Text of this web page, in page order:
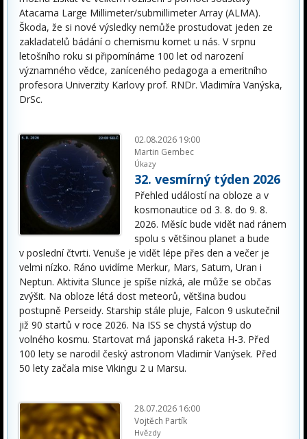
Atacama Large Millimeter/submillimeter Array (ALMA).
Škoda, že si nové výsledky nemůže prostudovat jeden ze
zakladatelů bádání o chemismu komet u nás. V srpnu
letošního roku si připomínáme 100 let od narození
významného vědce, zaníceného pedagoga a emeritního
profesora Univerzity Karlovy prof. RNDr. Vladimíra Vanýska,
DrSc.
02.08.2026 19:00
Martin Gembec
Úkazy
32. vesmírný týden 2026
Přehled událostí na obloze a v
kosmonautice od 3. 8. do 9. 8.
2026. Měsíc bude vidět nad ránem
spolu s většinou planet a bude
v poslední čtvrti. Venuše je vidět lépe přes den a večer je
velmi nízko. Ráno uvidíme Merkur, Mars, Saturn, Uran i
Neptun. Aktivita Slunce je spíše nízká, ale může se občas
zvýšit. Na obloze létá dost meteorů, většina budou
postupně Perseidy. Starship stále pluje, Falcon 9 uskutečnil
již 90 startů v roce 2026. Na ISS se chystá výstup do
volného kosmu. Startovat má japonská raketa H-3. Před
100 lety se narodil český astronom Vladimír Vanýsek. Před
50 lety začala mise Vikingu 2 u Marsu.
28.07.2026 16:00
Vojtěch Partík
Hvězdy